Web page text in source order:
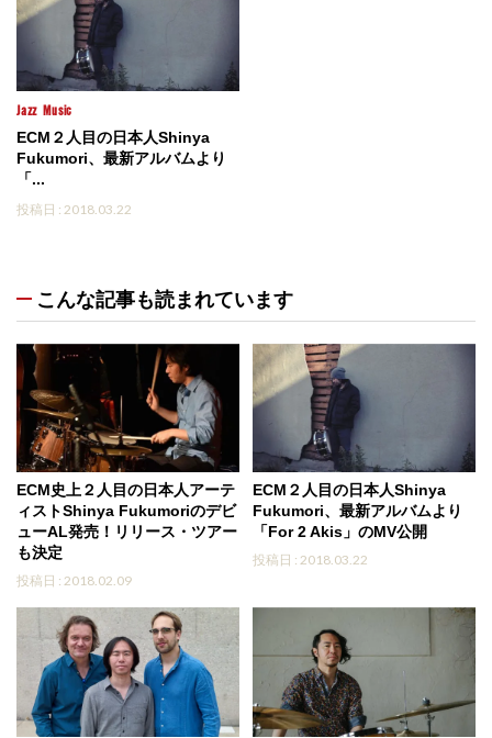
Jazz Music
ECM２人目の日本人Shinya
Fukumori、最新アルバムより
「...
投稿日 : 2018.03.22
こんな記事も読まれています
ECM史上２人目の日本人アーテ
ィストShinya Fukumoriのデビ
ューAL発売！リリース・ツアー
も決定
投稿日 : 2018.02.09
ECM２人目の日本人Shinya
Fukumori、最新アルバムより
「For 2 Akis」のMV公開
投稿日 : 2018.03.22